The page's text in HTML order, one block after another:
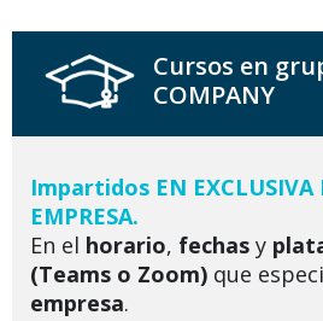
Cursos en
COMPANY
Impartidos EN EXCLUSIVA
EMPRESA.
En el horario, fechas y
(Teams o Zoom) que
empresa.